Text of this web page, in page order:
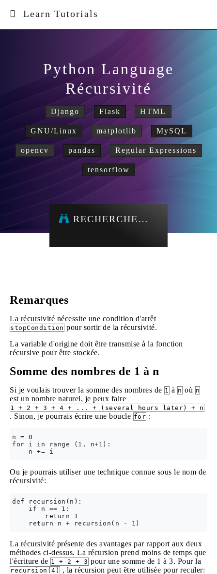
Learn Tutorials
Python Language
Récursivité
Django Flask HTML
GNU/Linux matplotlib MySQL
opencv pandas Regular Expressions
tensorflow
RECHERCHE…
Remarques
La récursivité nécessite une condition d'arrêt
stopCondition pour sortir de la récursivité.
La variable d'origine doit être transmise à la fonction
récursive pour être stockée.
Somme des nombres de 1 à n
Si je voulais trouver la somme des nombres de 1 à n où n
est un nombre naturel, je peux faire
1 + 2 + 3 + 4 + ... + (several hours later) + n
. Sinon, je pourrais écrire une boucle for :
n = 0
for i in range (1, n+1):
Ou je pourrais utiliser une technique connue sous le nom de
récursivité:
def recursion(n):
    if n == 1:
        return 1
La récursivité présente des avantages par rapport aux deux
méthodes ci-dessus. La récursion prend moins de temps que
l'écriture de 1 + 2 + 3 pour une somme de 1 à 3. Pour la
recursion(4)
, la récursion peut être utilisée pour reculer: